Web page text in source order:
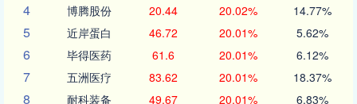
4 博腾股份 20.44 20.02% 14.77%
5 近岸蛋白 46.72 20.01% 5.62%
6 毕得医药 61.6 20.01% 6.12%
7 五洲医疗 83.62 20.01% 18.37%
8 耐科装备 49.67 20.01% 6.83%